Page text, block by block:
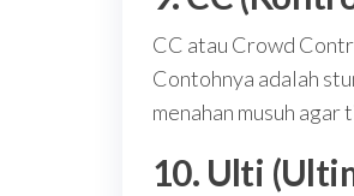
CC atau Crowd
Contohnya adalah
menahan musuh
10. Ulti